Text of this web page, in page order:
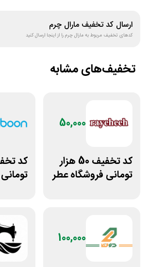
ارسال کد تخفیف مارال چرم
کدهای تخفیف مربوط بهمارال چرمرا از اینجا ارسال کنید
تخفیف‌های مشابه
50,000
کد تخفیف 50 هزار
تومانی فروشگاه عطر
100,000